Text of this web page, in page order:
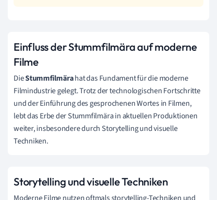
Einfluss der Stummfilmära auf moderne
Filme
DieStummfilmärahat das Fundament für die moderne
Filmindustrie gelegt. Trotz der technologischen Fortschritte
und der Einführung des gesprochenen Wortes in Filmen,
lebt das Erbe der Stummfilmära in aktuellen Produktionen
weiter, insbesondere durch Storytelling und visuelle
Techniken.
Storytelling und visuelle Techniken
Moderne Filme nutzen oftmals storytelling-Techniken und